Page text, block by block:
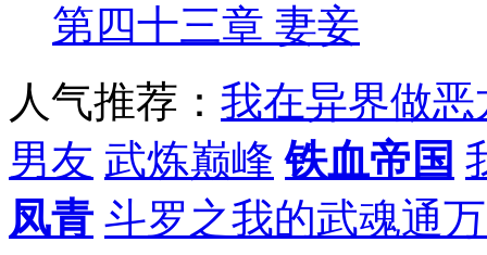
第四十三章 妻妾
人气推荐： 我在异界做恶
男友 武炼巅峰 铁血帝国
凤青 斗罗之我的武魂通